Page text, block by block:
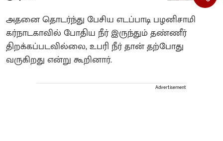
அதனை தொடர்ந்து பேசிய எடப்பாடி பழனிசாமி
கர்நாடகாவில் போதிய நீர் இருந்தும் தண்ணீர்
திறக்கப்படவில்லை, உபரி நீர் தான் தற்போது
வருகிறது என்று கூறினார்.
Advertisement